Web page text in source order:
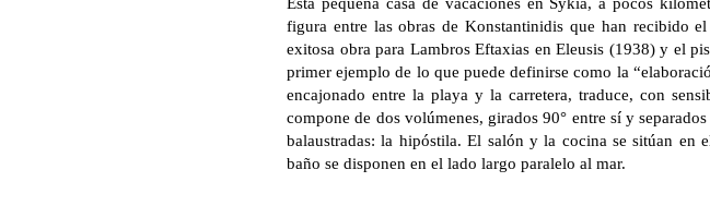
figura entre las obras de Konstantinidis que han recibido
exitosa obra para Lambros Eftaxias en Eleusis (1938) y el
primer ejemplo de lo que puede definirse como la
encajonado entre la playa y la carretera, traduce, con
compone de dos volúmenes, girados 90° entre sí y
balaustradas: la hipóstila. El salón y la cocina se sitúan
baño se disponen en el lado largo paralelo al mar.